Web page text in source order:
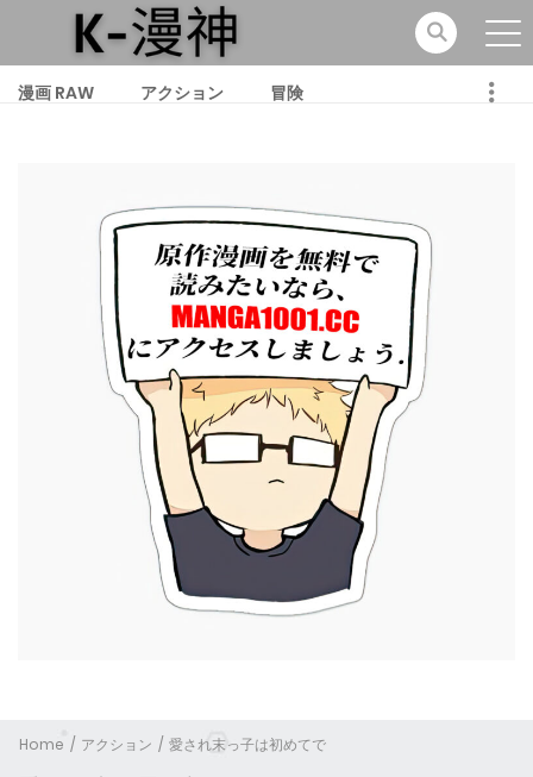
漫画 RAW アクション 冒険
Home アクション 愛され末っ子は初めてで